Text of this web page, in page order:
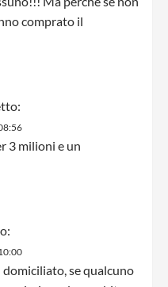
comprato il
3 milioni e un
domiciliato, se qualcuno